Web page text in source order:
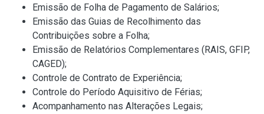
Emissão de Folha de Pagamento de Salários;
Emissão das Guias de Recolhimento das
Contribuições sobre a Folha;
Emissão de Relatórios Complementares (RAIS, GFIP,
CAGED);
Controle de Contrato de Experiência;
Controle do Período Aquisitivo de Férias;
Acompanhamento nas Alterações Legais;